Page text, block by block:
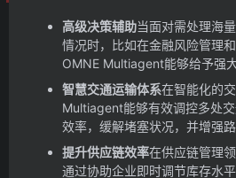
高级决策辅助当面对需处理海
情况时，比如在金融风险管理和
OMNE Multiagent能够给予强
智慧交通运输体系在智能化的
Multiagent能够有效调控多处
效率，缓解堵塞状况，并增强路
提升供应链效率在供应链管理
通过协助企业即时调节库存水